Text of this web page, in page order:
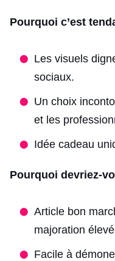
Pourquoi c’est
Les visuels
sociaux.
Un choix
et les
Idée cadeau
Pourquoi devriez-
Article bon
majoration
Facile à